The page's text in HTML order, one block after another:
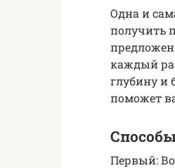
Одна и
получить
каждый
глубину и
поможет
Первый: